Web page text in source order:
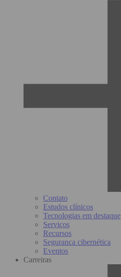
Contato
Estudos clínicos
Tecnologias em destaque
Serviços
Recursos
Segurança cibernética
Eventos
Carreiras